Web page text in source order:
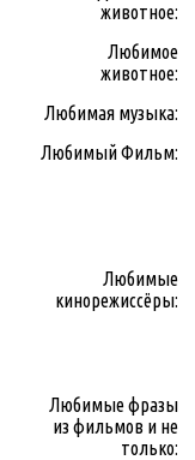
животное:
Любимое
животное:
Любимая музыка:
Любимый Фильм:
Любимые
кинорежиссёры:
Любимые фразы
из фильмов и не
только: